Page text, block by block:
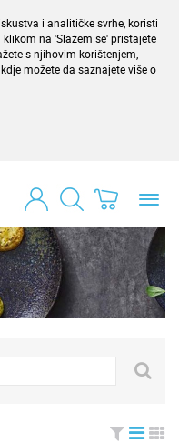
i analitičke svrhe, koristi
na 'Slažem se' pristajete
s njihovim korištenjem,
, kdje možete da saznajete više o